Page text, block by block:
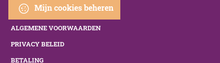
Mijn cookies beheren
ALGEMENE VOORWAARDEN
PRIVACY BELEID
BETALING